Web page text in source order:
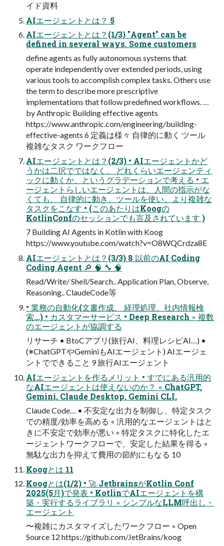
イド資料
AIエージェントとは？ 5
AIエージェントとは？(1/3) "Agent" can be
defined in several ways. Some customers
define agents as fully autonomous systems that
operate independently over extended periods, using
various tools to accomplish complex tasks. Others use
the term to describe more prescriptive
implementations that follow predefined workflows. …
by Anthropic Building effective agents
https://www.anthropic.com/engineering/building-
effective-agents 6 定義は様々 自律的に動く ツール
複雑なタスク ワークフロー
AIエージェントとは？(2/3) • AIエージェントかど
うかは二択でではなく、 どれくらいエージェンティ
ックに動くか、というグラデーションで考える • エ
ージェントらしいエージェントは、人間の指示がな
くても、 自律的に動き、ツールを使い、より複雑な
タスクをこなす • (このあたりはKoogの
KotlinConfのセッションでも言及されています )
7 Building AI Agents in Kotlin with Koog
https://www.youtube.com/watch?v=O8WQCrdza8E
AIエージェントとは？(3/3) 8 以前のAI Coding
Coding Agent 🔎 🧠 🔧 🧠
Read/Write/ Shell/Search.. Application Plan, Observe,
Reasoning.. ClaudeCode等
• 業務の自動化(文書作成、 経理処理、社内情報検
索...) • カスタマーサービス • Deep Research ◦ 複数
のエージェントが協調する
リサーチ • BtoCアプリ(旅行AI、料理レシピAI…) •
(※ChatGPTやGeminiもAIエージェント) AIエージェ
ントでできること 9 旅行AIエージェント
AIエージェントを作るメリット • すでにある汎用的
なAIエージェントは使えないのか？ ◦ ChatGPT,
Gemini, Claude Desktop, Gemini CLI,
Claude Code… • 不安定な出力を制御し、特定タスク
での精度/効率を高める ◦ 汎用的なエージェントはと
きに不安定で効率が悪い ◦ 特定タスクに特化したエ
ージェントワークフローで、安定した結果を得る ◦
無駄な出力を抑えて費用の節約にもなる 10
Koogとは 11
Koogとは(1/2) • 🚀 JetbrainsがKotlin Conf
2025(5月)で発表 • KotlinでAIエージェントを構
築・実行するライブラリ ◦ シンプルなLLM呼出し・
エージェント
〜複雑にカスタマイズしたワークフロー ◦ Open
Source 12 https://github.com/JetBrains/koog